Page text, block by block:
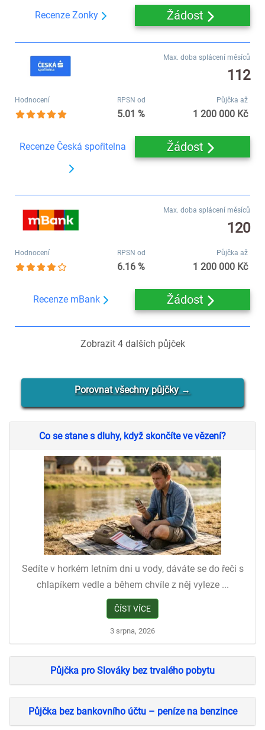
Recenze Zonky Žádost
Max. doba splácení měsíců
112
Hodnocení RPSN od
5.01 %
Půjčka až
1 200 000 Kč
Recenze Česká spořitelna Žádost
Max. doba splácení měsíců
120
Hodnocení RPSN od
6.16 %
Půjčka až
1 200 000 Kč
Recenze mBank Žádost
Zobrazit 4dalších půjček
Porovnat všechny půjčky →
Co se stane s dluhy, když skončíte ve vězení?
Sedíte v horkém letním dni u vody, dáváte se do řeči s
chlapíkem vedle a během chvíle z něj vyleze ...
ČÍST VÍCE
3 srpna, 2026
Půjčka pro Slováky bez trvalého pobytu
Půjčka bez bankovního účtu – peníze na benzince